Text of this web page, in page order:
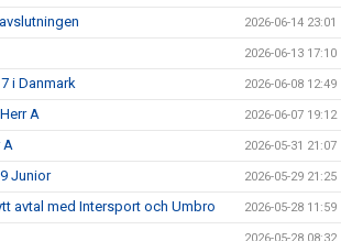
2026-06-14 23:01
2026-06-13 17:10
i Danmark 2026-06-08 12:49
A 2026-06-07 19:12
A 2026-05-31 21:07
Junior 2026-05-29 21:25
avtal med Intersport och Umbro 2026-05-28 11:59